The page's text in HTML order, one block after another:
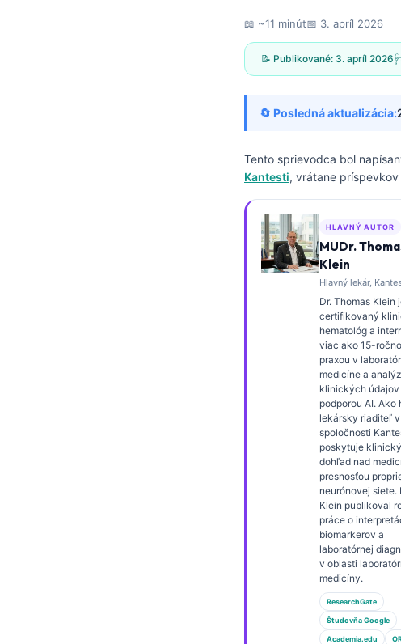
📖 ~11 minút📅 3. apríl 2026
📝 Publikované: 3. apríl 2026
🔄 Posledná aktualizácia:
Tento sprievodca bol
Kantesti, vrátane príspevkov
HLAVNÝ AUTOR
MUDr.
Klein
Hlavný lekár,
Dr. Thomas Klein
certifikovaný
hematológ a
viac ako 15-
praxou v
medicíne a
klinických údajov
podporou AI. Ako
lekársky riaditeľ v
spoločnosti
poskytuje klinický
dohľad nad
presnosťou
neurónovej siete.
Klein publikoval
práce o
biomarkerov a
laboratórnej
v oblasti
medicíny.
ResearchGate
Študovňa Google
Academia.edu